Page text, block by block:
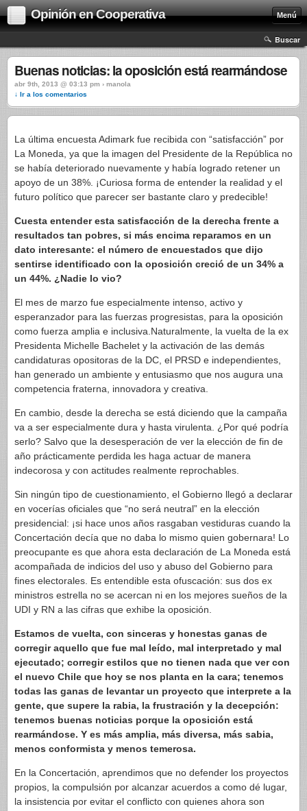
Opinión en Cooperativa Menú
Buscar
Buenas noticias: la oposición está rearmándose
abr 9th, 2013 @ 03:13 pm › manola
↓ Ir a los comentarios
La última encuesta Adimark fue recibida con “satisfacción” por
La Moneda, ya que la imagen del Presidente de la República no
se había deteriorado nuevamente y había logrado retener un
apoyo de un 38%. ¡Curiosa forma de entender la realidad y el
futuro político que parecer ser bastante claro y predecible!
Cuesta entender esta satisfacción de la derecha frente a
resultados tan pobres, si más encima reparamos en un
dato interesante: el número de encuestados que dijo
sentirse identificado con la oposición creció de un 34% a
un 44%. ¿Nadie lo vio?
El mes de marzo fue especialmente intenso, activo y
esperanzador para las fuerzas progresistas, para la oposición
como fuerza amplia e inclusiva.Naturalmente, la vuelta de la ex
Presidenta Michelle Bachelet y la activación de las demás
candidaturas opositoras de la DC, el PRSD e independientes,
han generado un ambiente y entusiasmo que nos augura una
competencia fraterna, innovadora y creativa.
En cambio, desde la derecha se está diciendo que la campaña
va a ser especialmente dura y hasta virulenta. ¿Por qué podría
serlo? Salvo que la desesperación de ver la elección de fin de
año prácticamente perdida les haga actuar de manera
indecorosa y con actitudes realmente reprochables.
Sin ningún tipo de cuestionamiento, el Gobierno llegó a declarar
en vocerías oficiales que “no será neutral” en la elección
presidencial: ¡si hace unos años rasgaban vestiduras cuando la
Concertación decía que no daba lo mismo quien gobernara! Lo
preocupante es que ahora esta declaración de La Moneda está
acompañada de indicios del uso y abuso del Gobierno para
fines electorales. Es entendible esta ofuscación: sus dos ex
ministros estrella no se acercan ni en los mejores sueños de la
UDI y RN a las cifras que exhibe la oposición.
Estamos de vuelta, con sinceras y honestas ganas de
corregir aquello que fue mal leído, mal interpretado y mal
ejecutado; corregir estilos que no tienen nada que ver con
el nuevo Chile que hoy se nos planta en la cara; tenemos
todas las ganas de levantar un proyecto que interprete a la
gente, que supere la rabia, la frustración y la decepción:
tenemos buenas noticias porque la oposición está
rearmándose. Y es más amplia, más diversa, más sabia,
menos conformista y menos temerosa.
En la Concertación, aprendimos que no defender los proyectos
propios, la compulsión por alcanzar acuerdos a como dé lugar,
la insistencia por evitar el conflicto con quienes ahora son